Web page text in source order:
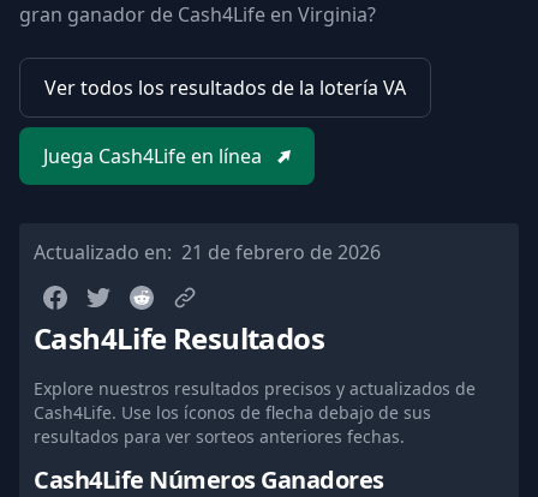
gran ganador de Cash4Life en Virginia?
Ver todos los resultados de la lotería VA
Juega Cash4Life en línea
Actualizado en: 21 de febrero de 2026
Cash4Life Resultados
Explore nuestros resultados precisos y actualizados de
Cash4Life. Use los íconos de flecha debajo de sus
resultados para ver sorteos anteriores fechas.
Cash4Life Números Ganadores